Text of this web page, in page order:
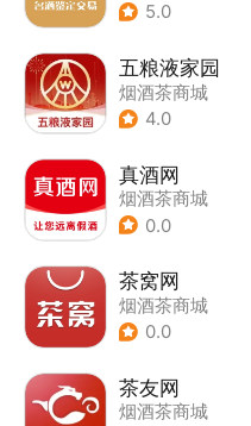
5.0
五粮液家园
烟酒茶商城
4.0
真酒网
烟酒茶商城
0.0
茶窝网
烟酒茶商城
0.0
茶友网
烟酒茶商城